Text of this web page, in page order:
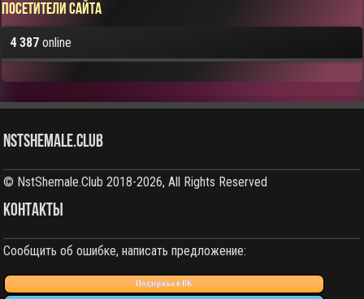
Посетители сайта
4 387 online
NstShemale.Club
© NstShemale.Club 2018-2026, All Rights Reserved
КОНТАКТЫ
Сообщить об ошибке, написать предложение:
Поддержка в ВК